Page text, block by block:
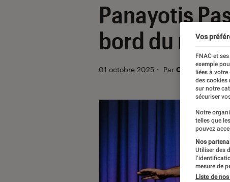
Panayotis
bord du rire
01 octobre 2025 ・ Par Claire Ferragu
Vos
FNAC et
exemple
liées à
des cookies
sur notre
sécuriser
Notre
telles que
pouvez
Nos
Utiliser des
mesure de
Liste de